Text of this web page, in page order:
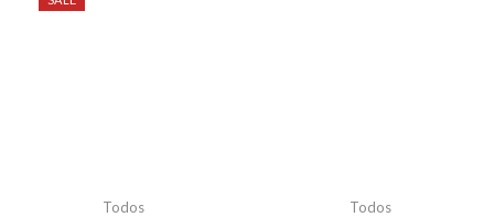
Todos Todos